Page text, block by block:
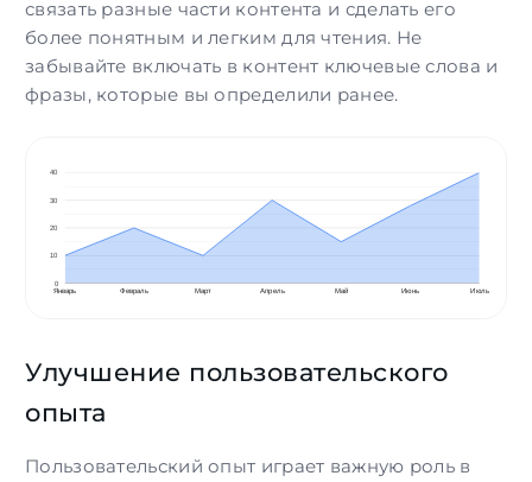
связать разные части контента и сделать его
более понятным и легким для чтения. Не
забывайте включать в контент ключевые слова и
фразы, которые вы определили ранее.
Улучшение пользовательского
опыта
Пользовательский опыт играет важную роль в